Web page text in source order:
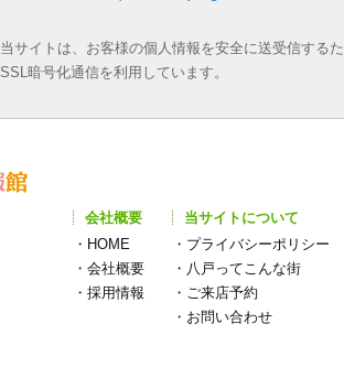
当サイトは、お客様の個人情報を安全に送受信する
SSL暗号化通信を利用しています。
会社概要
・ HOME
・ 会社概要
・ 採用情報
当サイトについて
・ プライバシーポリシー
・ 八戸ってこんな街
・ ご来店予約
・ お問い合わせ